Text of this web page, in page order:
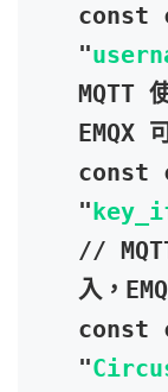
const
"
MQTT
EMQX
const
"
//
入，
const
"